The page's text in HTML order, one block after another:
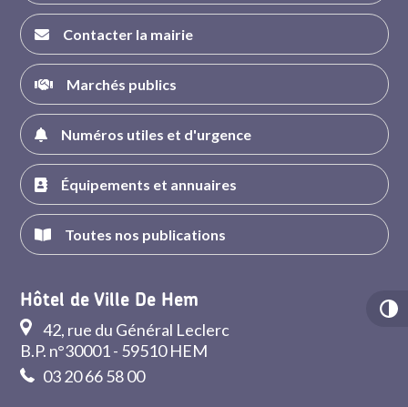
Contacter la mairie
Marchés publics
Numéros utiles et d'urgence
Équipements et annuaires
Toutes nos publications
Hôtel de Ville De Hem
42, rue du Général Leclerc
B.P. n°30001 - 59510 HEM
03 20 66 58 00